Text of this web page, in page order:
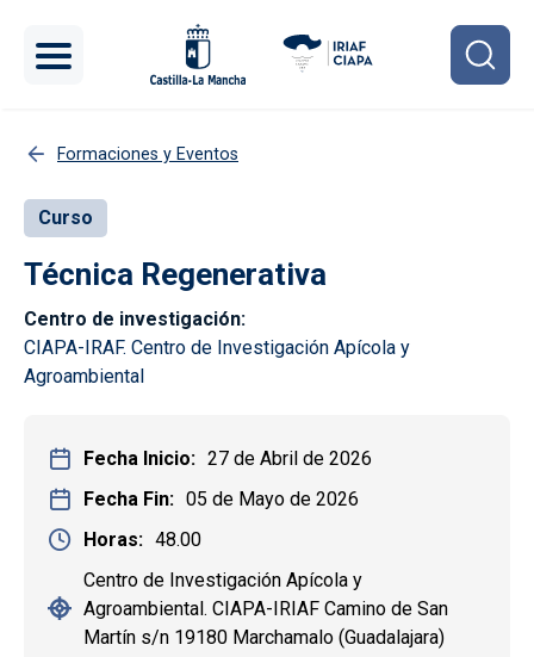
Formaciones y Eventos
Curso
Técnica Regenerativa
Centro de investigación
CIAPA-IRAF. Centro de Investigación Apícola y
Agroambiental
Fecha Inicio
27 de Abril de 2026
Fecha Fin
05 de Mayo de 2026
Horas
48.00
Centro de Investigación Apícola y
Agroambiental. CIAPA-IRIAF Camino de San
Martín s/n 19180 Marchamalo (Guadalajara)